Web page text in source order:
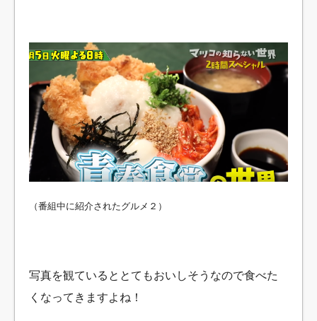
（番組中に紹介されたグルメ２）
写真を観ているととてもおいしそうなので食べた
くなってきますよね！